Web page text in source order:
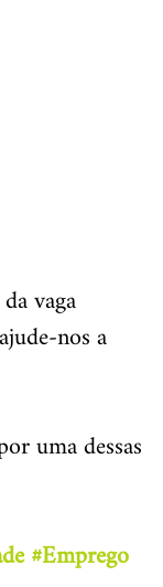
vaga
nos a
uma dessas
#Emprego